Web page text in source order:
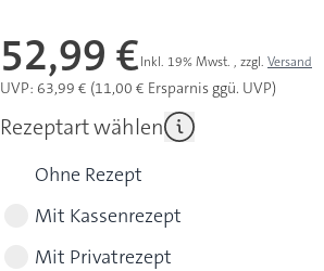
52,99 €Inkl. 19% Mwst. , zzgl. Versand
UVP: 63,99 € (11,00 € Ersparnis ggü. UVP)
Rezeptart wählen
Ohne Rezept
Mit Kassenrezept
Mit Privatrezept